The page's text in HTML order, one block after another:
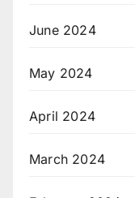
June 2024
May 2024
April 2024
March 2024